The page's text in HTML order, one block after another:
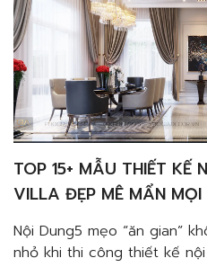
TOP 15+ MẪU THIẾT KẾ
VILLA ĐẸP MÊ MẨN MỌI
Nội Dung5 mẹo “ăn gian”
nhỏ khi thi công thiết kế